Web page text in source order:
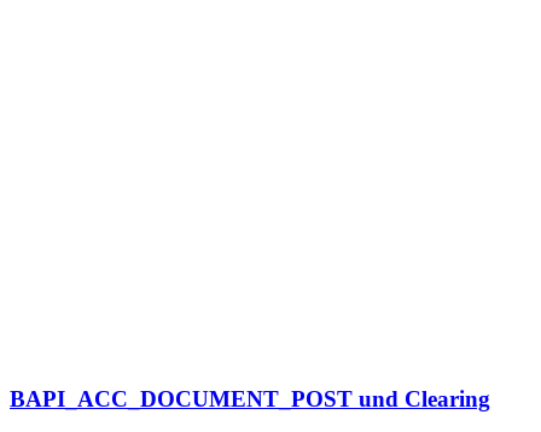
BAPI_ACC_DOCUMENT_POST und Clearing